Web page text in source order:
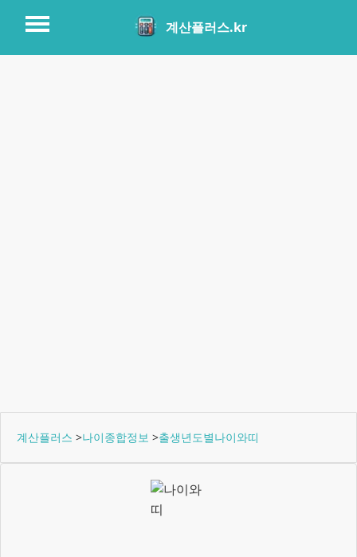
계산플러스.kr
계산플러스 >나이종합정보 >출생년도별나이와띠